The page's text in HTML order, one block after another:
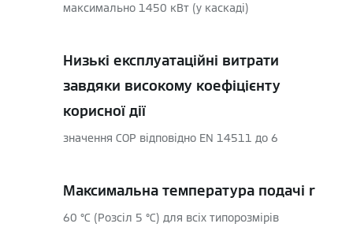
максимально 1450 кВт (у каскаді)
Низькі експлуатаційні витрати
завдяки високому коефіцієнту
корисної дії
значення СОР відповідно EN 14511 до 6
Максимальна температура подачі r
60 °C (Розсіл 5 °C) для всіх типорозмірів